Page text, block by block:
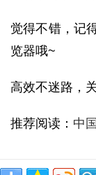
觉得不错，记
览器哦~
高效不迷路，
推荐阅读： 中